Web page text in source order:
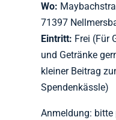
Wo:
71397
Eintritt: Frei (Für
und Getränke
kleiner Beitrag
Spendenkässle)
Anmeldung: bitte